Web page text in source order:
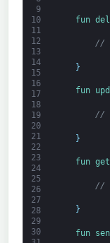
9
10
11
12
13
14
15
16
17
18
19
20
21
22
23
24
25
26
27
28
29
30
fun
//
}
fun
//
}
fun
//
}
fun